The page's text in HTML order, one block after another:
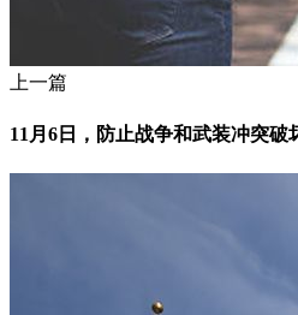
上一篇
11月6日，防止战争和武装冲突破